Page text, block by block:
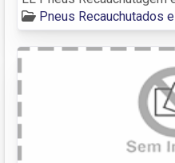
Pneus Recauchutados